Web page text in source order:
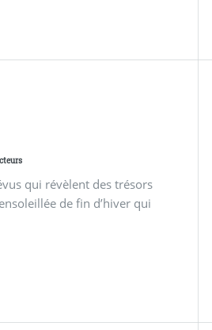
qui révèlent des trésors
de fin d’hiver qui